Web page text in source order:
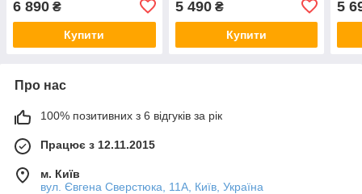
6 890 ₴
Купити
5 490₴
Купити
5
Про нас
100% позитивних з 6 відгуків за рік
Працює з 12.11.2015
м. Київ
вул. Євгена Сверстюка, 11А, Київ, Україна